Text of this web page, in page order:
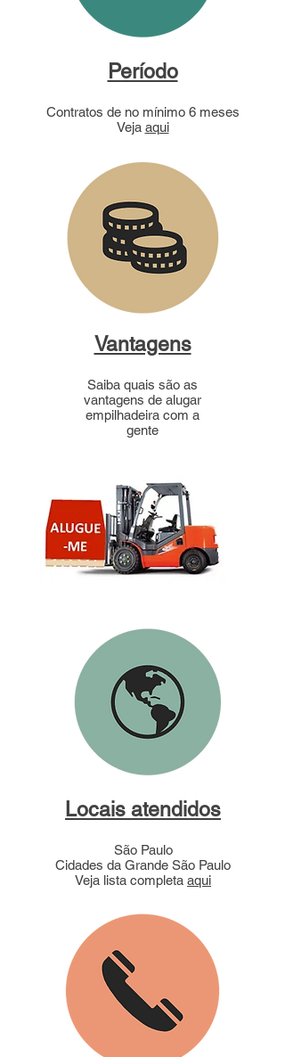
Período
Contratos de no mínimo 6 meses
Veja aqui
Vantagens
Saiba quais são as
vantagens de alugar
empilhadeira com a
gente
Locais atendidos
São Paulo
Cidades da Grande São Paulo
Veja lista completa aqui